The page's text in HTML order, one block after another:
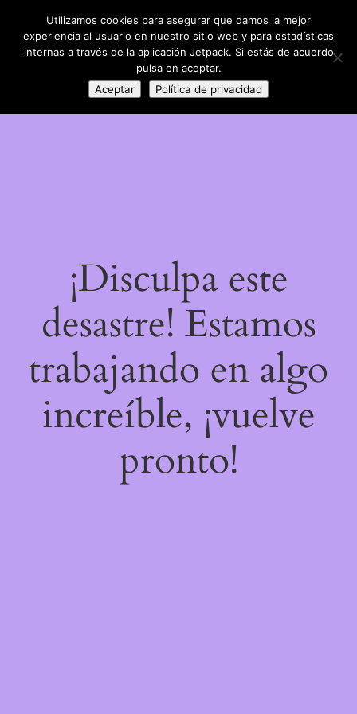
DIY con lana LinkedIn
Instagram
Facebook
Acceder
¡Disculpa este
desastre! Estamos
trabajando en algo
increíble, ¡vuelve
pronto!
Utilizamos cookies para asegurar que damos la mejor
experiencia al usuario en nuestro sitio web y para estadísticas
internas a través de la aplicación Jetpack. Si estás de acuerdo
pulsa en aceptar.
Aceptar
Política de privacidad